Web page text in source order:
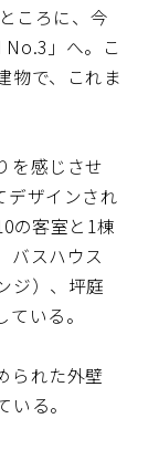
ころに、今
No.3」へ。こ
物で、これま
を感じさせ
デザインされ
の客室と1棟
バスハウス
ジ）、坪庭
いる。
られた外壁
る。